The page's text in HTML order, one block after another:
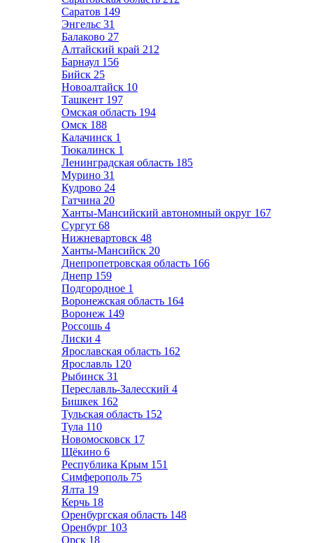
Саратов 149
Энгельс 31
Балаково 27
Алтайский край 212
Барнаул 156
Бийск 25
Новоалтайск 10
Ташкент 197
Омская область 194
Омск 188
Калачинск 1
Тюкалинск 1
Ленинградская область 185
Мурино 31
Кудрово 24
Гатчина 20
Ханты-Мансийский автономный округ 167
Сургут 68
Нижневартовск 48
Ханты-Мансийск 20
Днепропетровская область 166
Днепр 159
Подгородное 1
Воронежская область 164
Воронеж 149
Россошь 4
Лиски 4
Ярославская область 162
Ярославль 120
Рыбинск 31
Переславль-Залесский 4
Бишкек 162
Тульская область 152
Тула 110
Новомосковск 17
Щёкино 6
Республика Крым 151
Симферополь 75
Ялта 19
Керчь 18
Оренбургская область 148
Оренбург 103
Орск 18